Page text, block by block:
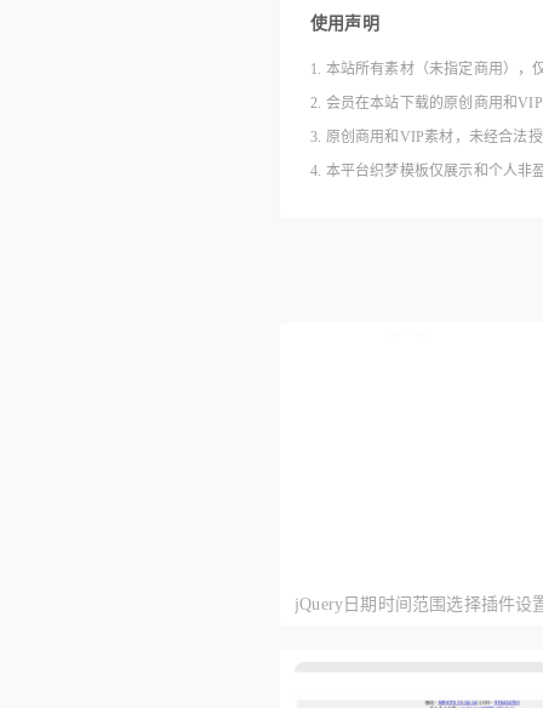
使用声明
1. 本站所有素材（未指定商用），
2. 会员在本站下载的原创商用和
3. 原创商用和VIP素材，未经合法
4. 本平台织梦模板仅展示和个人非
jQuery日期时间范围选择插件设